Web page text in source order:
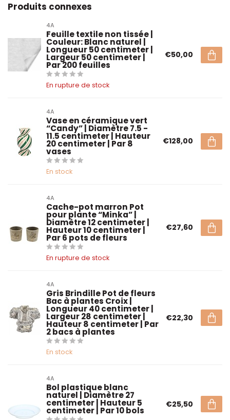
Produits connexes
4A
Feuille textile non tissée |
Couleur: Blanc naturel |
Longueur 50 centimeter |
Largeur 50 centimeter |
Par 200 feuilles
En rupture de stock
€50,00
4A
Vase en céramique vert
“Candy” | Diamètre 7.5 -
11.5 centimeter | Hauteur
20 centimeter | Par 8
vases
En stock
€128,00
4A
Cache-pot marron Pot
pour plante “Minka” |
Diamètre 12 centimeter |
Hauteur 10 centimeter |
Par 6 pots de fleurs
En rupture de stock
€27,60
4A
Gris Brindille Pot de fleurs
Bac à plantes Croix |
Longueur 40 centimeter |
Largeur 28 centimeter |
Hauteur 8 centimeter | Par
2 bacs à plantes
En stock
€22,30
4A
Bol plastique blanc
naturel | Diamètre 27
centimeter | Hauteur 5
centimeter | Par 10 bols
€25,50